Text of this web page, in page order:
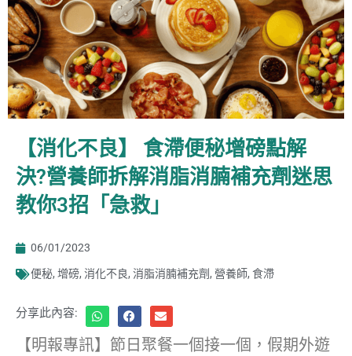
【消化不良】 食滯便秘增磅點解
決?營養師拆解消脂消腩補充劑迷思
教你3招「急救」
06/01/2023
便秘, 增磅, 消化不良, 消脂消腩補充劑, 營養師, 食滯
分享此內容:
【明報專訊】節日聚餐一個接一個，假期外遊